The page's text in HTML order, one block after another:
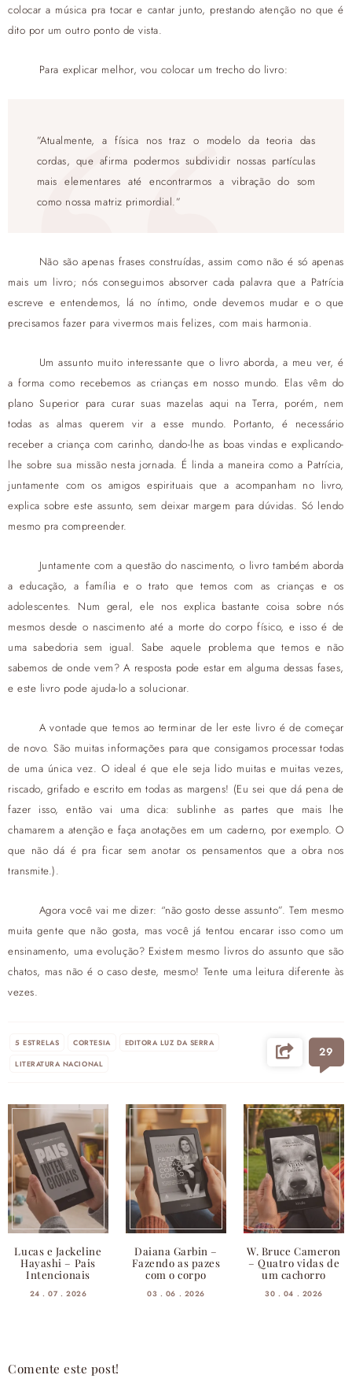
colocar a música pra tocar e cantar junto, prestando atenção no que é
dito por um outro ponto de vista.
Para explicar melhor, vou colocar um trecho do livro:
”Atualmente, a física nos traz o modelo da teoria das
cordas, que afirma podermos subdividir nossas partículas
mais elementares até encontrarmos a vibração do som
como nossa matriz primordial.”
Não são apenas frases construídas, assim como não é só apenas
mais um livro; nós conseguimos absorver cada palavra que a Patrícia
escreve e entendemos, lá no íntimo, onde devemos mudar e o que
precisamos fazer para vivermos mais felizes, com mais harmonia.
Um assunto muito interessante que o livro aborda, a meu ver, é
a forma como recebemos as crianças em nosso mundo. Elas vêm do
plano Superior para curar suas mazelas aqui na Terra, porém, nem
todas as almas querem vir a esse mundo. Portanto, é necessário
receber a criança com carinho, dando-lhe as boas vindas e explicando-
lhe sobre sua missão nesta jornada. É linda a maneira como a Patrícia,
juntamente com os amigos espirituais que a acompanham no livro,
explica sobre este assunto, sem deixar margem para dúvidas. Só lendo
mesmo pra compreender.
Juntamente com a questão do nascimento, o livro também aborda
a educação, a família e o trato que temos com as crianças e os
adolescentes. Num geral, ele nos explica bastante coisa sobre nós
mesmos desde o nascimento até a morte do corpo físico, e isso é de
uma sabedoria sem igual. Sabe aquele problema que temos e não
sabemos de onde vem? A resposta pode estar em alguma dessas fases,
e este livro pode ajuda-lo a solucionar.
A vontade que temos ao terminar de ler este livro é de começar
de novo. São muitas informações para que consigamos processar todas
de uma única vez. O ideal é que ele seja lido muitas e muitas vezes,
riscado, grifado e escrito em todas as margens! (Eu sei que dá pena de
fazer isso, então vai uma dica: sublinhe as partes que mais lhe
chamarem a atenção e faça anotações em um caderno, por exemplo. O
que não dá é pra ficar sem anotar os pensamentos que a obra nos
transmite.).
Agora você vai me dizer: “não gosto desse assunto”. Tem mesmo
muita gente que não gosta, mas você já tentou encarar isso como um
ensinamento, uma evolução? Existem mesmo livros do assunto que são
chatos, mas não é o caso deste, mesmo! Tente uma leitura diferente às
vezes.
5 ESTRELAS CORTESIA EDITORA LUZ DA SERRA
LITERATURA NACIONAL
29
Lucas e Jackeline
Hayashi – Pais
Intencionais
24 . 07 . 2026
Daiana Garbin –
Fazendo as pazes
com o corpo
03 . 06 . 2026
W. Bruce Cameron
– Quatro vidas de
um cachorro
30 . 04 . 2026
Comente este post!